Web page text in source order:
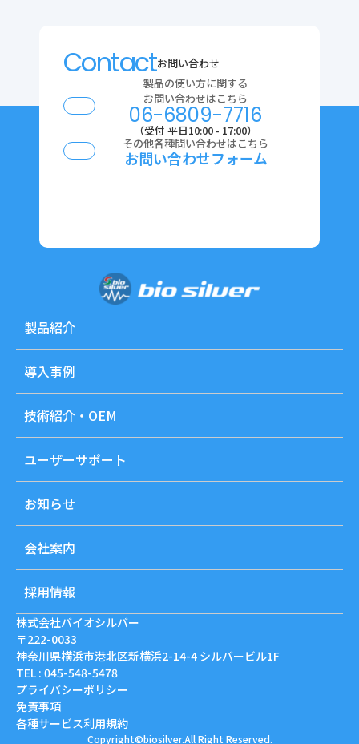
Contactお問い合わせ
製品の使い方に関する
お問い合わせはこちら
06-6809-7716
（受付 平日10:00 - 17:00）
その他各種問い合わせはこちら
お問い合わせフォーム
製品紹介
導入事例
技術紹介・OEM
ユーザーサポート
お知らせ
会社案内
採用情報
株式会社バイオシルバー
〒222-0033
神奈川県横浜市港北区新横浜2-14-4 シルバービル1F
TEL : 045-548-5478
プライバシーポリシー
免責事項
各種サービス利用規約
Copyright©biosilver.All Right Reserved.